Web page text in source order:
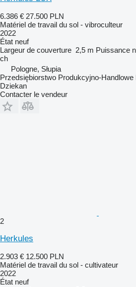
6.386 € 27.500 PLN
Matériel de travail du sol - vibroculteur
2022
État neuf
Largeur de couverture 2,5 m Puissance
ch
Pologne, Słupia
Przedsiębiorstwo Produkcyjno-
Dziekan
Contacter le vendeur
2
Herkules
2.903 € 12.500 PLN
Matériel de travail du sol - cultivateur
2022
État neuf